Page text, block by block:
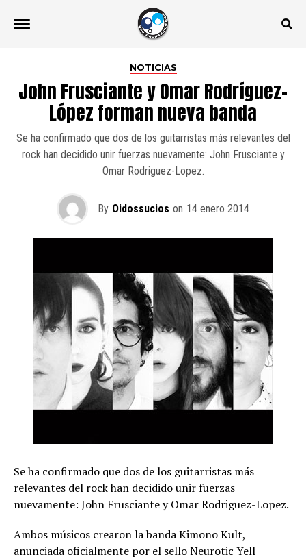
NOTICIAS
John Frusciante y Omar Rodríguez-
López forman nueva banda
Se ha confirmado que dos de los guitarristas más relevantes del
rock han decidido unir fuerzas nuevamente: John Frusciante y
Omar Rodriguez-Lopez.
By Oidossucios on 14 enero 2014
Se ha confirmado que dos de los guitarristas más
relevantes del rock han decidido unir fuerzas
nuevamente: John Frusciante y Omar Rodriguez-Lopez.
Ambos músicos crearon la banda Kimono Kult,
anunciada oficialmente por el sello Neurotic Yell